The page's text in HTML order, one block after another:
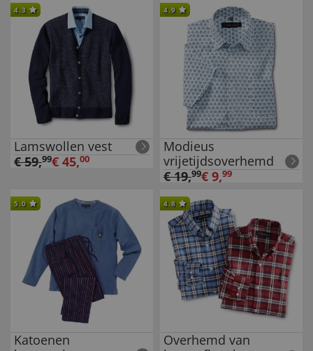
4.3
Lamswollen vest
€59,99€ 45,00
4.9
Modieus
vrijetijdsoverhemd
€19,99€ 9,99
5.0
Katoenen
4.8
Overhemd van